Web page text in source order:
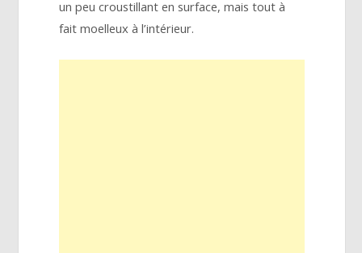
un peu croustillant en surface, mais tout à
fait moelleux à l’intérieur.